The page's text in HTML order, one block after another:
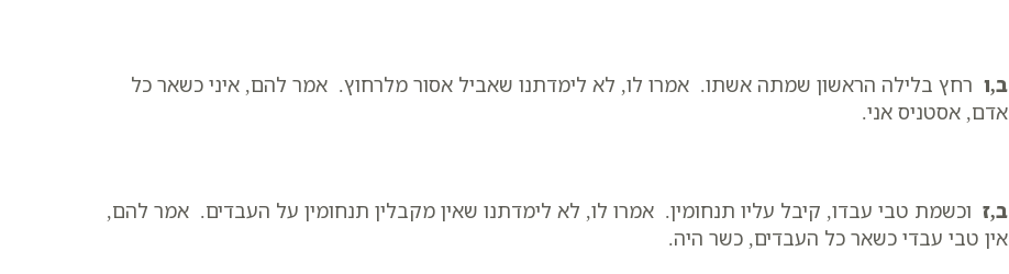
ב,ו רחץ בלילה הראשון שמתה אשתו. אמרו לו, לא לימדתנו שאביל אסור מלרחוץ. אמר להם, איני כשאר כל
אדם, אסטניס אני.
ב,ז וכשמת טבי עבדו, קיבל עליו תנחומין. אמרו לו, לא לימדתנו שאין מקבלין תנחומין על העבדים. אמר להם,
אין טבי עבדי כשאר כל העבדים, כשר היה.